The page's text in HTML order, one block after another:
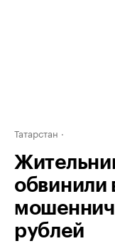
Татарстан
рублей